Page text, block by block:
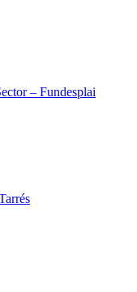
– Fundesplai